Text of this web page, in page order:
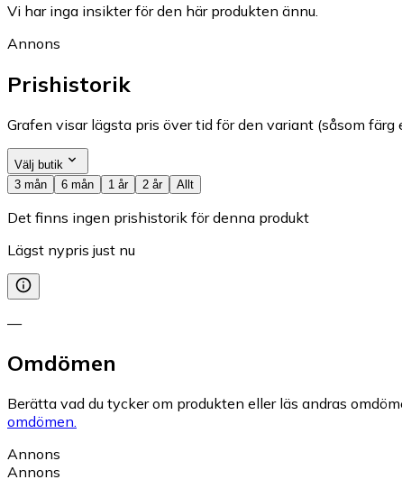
Vi har inga insikter för den här produkten ännu.
Annons
Prishistorik
Grafen visar lägsta pris över tid för den variant (såsom
Välj butik
3 mån
6 mån 1 år 2 år Allt
Det finns ingen prishistorik för denna produkt
Lägst nypris just nu
—
Omdömen
Berätta vad du tycker om produkten eller läs andras
omdömen.
Annons
Annons